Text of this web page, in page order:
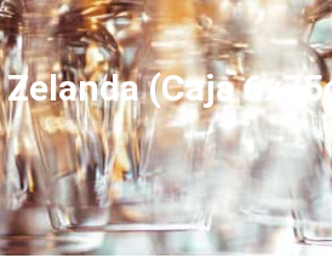
(Caja